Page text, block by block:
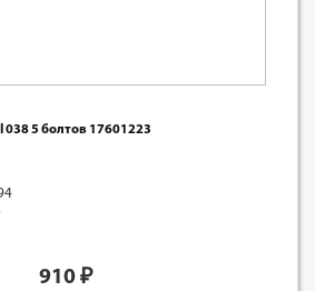
038 5 болтов 17601223
910 ₽